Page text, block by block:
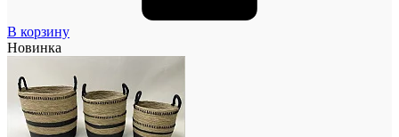
В корзину
Новинка